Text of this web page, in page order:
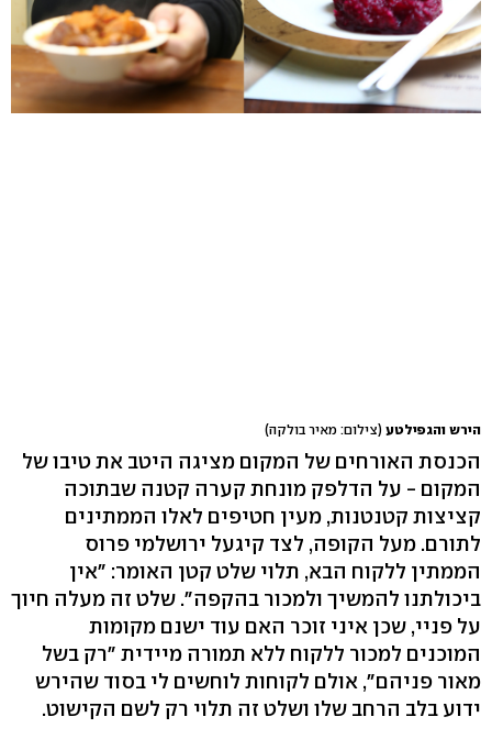
הירש והגפילטע (צילום: מאיר בולקה)
הכנסת האורחים של המקום מציגה היטב את טיבו של
המקום - על הדלפק מונחת קערה קטנה שבתוכה
קציצות קטנטנות, מעין חטיפים לאלו הממתינים
לתורם. מעל הקופה, לצד קיגעל ירושלמי פרוס
הממתין ללקוח הבא, תלוי שלט קטן האומר: "אין
ביכולתנו להמשיך ולמכור בהקפה". שלט זה מעלה חיוך
על פניי, שכן איני זוכר האם עוד ישנם מקומות
המוכנים למכור ללקוח ללא תמורה מיידית "רק בשל
מאור פניהם", אולם לקוחות לוחשים לי בסוד שהירש
ידוע בלב הרחב שלו ושלט זה תלוי רק לשם הקישוט.